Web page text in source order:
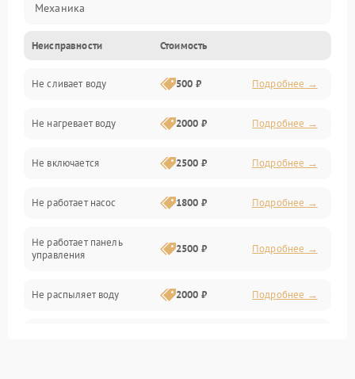
Механика
Управление
Электропитание
Датчики
Нагрев
Вода
Гигиена
Программное обеспечение
Неисправности Стоимость
Не сливает воду 500 ₽ Подробнее →
Не нагревает воду 2000 ₽ Подробнее →
Не включается 2500 ₽ Подробнее →
Не работает насос 1800 ₽ Подробнее →
Не работает панель
управления
2500 ₽ Подробнее →
Не распыляет воду 2000 ₽ Подробнее →